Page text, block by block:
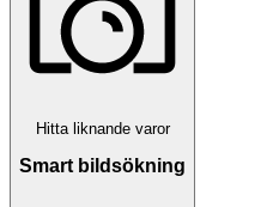
Hitta liknande varor
Smart bildsökning